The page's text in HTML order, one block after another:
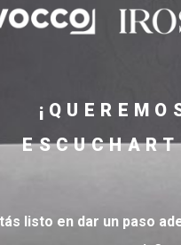
listo en dar un paso